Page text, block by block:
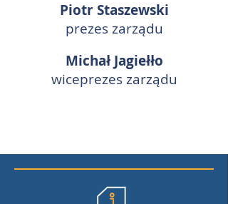
Piotr Staszewski
prezes zarządu
Michał Jagiełło
wiceprezes zarządu